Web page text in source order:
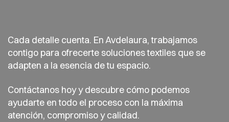
Cada detalle cuenta. En Avdelaura, trabajamos
contigo para ofrecerte soluciones textiles que se
adapten a la esencia de tu espacio.
Contáctanos hoy y descubre cómo podemos
ayudarte en todo el proceso con la máxima
atención, compromiso y calidad.